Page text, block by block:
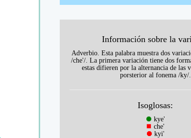
Información sobre la
Adverbio. Esta palabra muestra dos
/che'/. La primera variación tiene dos
estas difieren por la alternancia de las
porsterior al fonema /ky/.
Isoglosas:
⯃ kye'
⯀ che'
⯃ kyi'